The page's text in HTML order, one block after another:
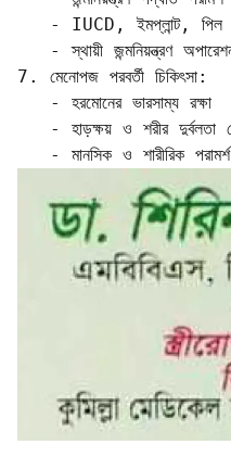
7. মেনোপজ পরবর্তী চিকিৎসা:
   - মানসিক ও শারীরিক পরামর্শ